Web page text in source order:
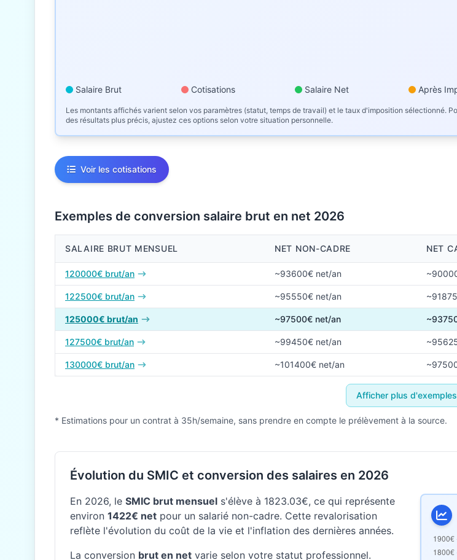
Salaire Brut Cotisations Salaire Net Après
Les montants affichés varient selon vos paramètres (statut, temps de travail) et le taux d'imposition sélectionné.
des résultats plus précis, ajustez ces options selon votre situation personnelle.
Voir les cotisations
Exemples de conversion salaire brut en net 2026
Conversions de salaire brut en net en 2026
SALAIRE BRUT MENSUEL NET NON-CADRE NET
120000€ brut/an ~93600€ net/an
122500€ brut/an ~95550€ net/an
125000€ brut/an ~97500€ net/an
127500€ brut/an ~99450€ net/an
130000€ brut/an ~101400€ net/an
Afficher plus d'exemples
* Estimations pour un contrat à 35h/semaine, sans prendre en compte le prélèvement à la source.
Évolution du SMIC et conversion des salaires en 2026
En 2026, le SMIC brut mensuel s'élève à 1823.03€, ce qui représente
environ 1422€ net pour un salarié non-cadre. Cette revalorisation
reflète l'évolution du coût de la vie et l'inflation des dernières années.
La conversion brut en net varie selon votre statut professionnel.